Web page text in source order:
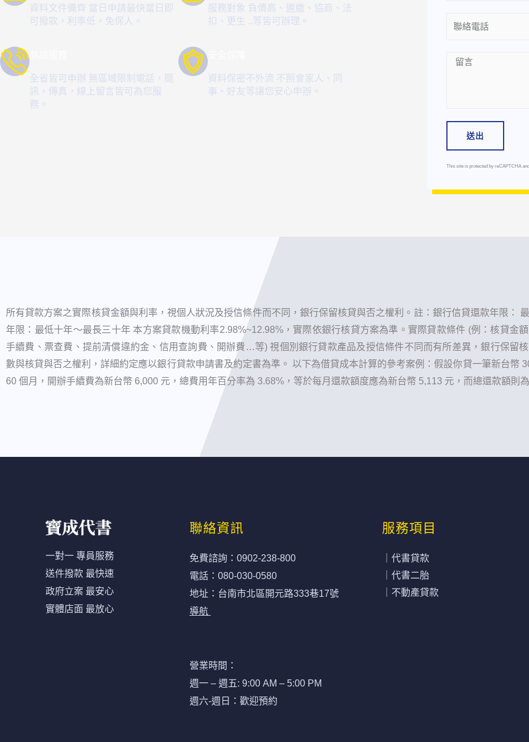
資料文件備齊 當日申請最快當日即
可撥款，利率低，免保人。
服務對象 負債高、遲繳、協商、法
扣、更生 ..等皆可辦理。
全省皆可申辦 無區域限制電話，簡
訊，傳真，線上留言皆可為您服
務。
資料保密不外流 不照會家人、同
事、好友等讓您安心申辦。
Phone
Message
送出
This site is protected by reCAPTCHA
所有貸款方案之實際核貸金額與利率，視個人狀況及授信條件而不同，銀行保留核貸與否之權利。 ​註：銀行信貸還款年限：
年限：最低十年～最長三十年 本方案貸款機動利率2.98%~12.98%，實際依銀行核貸方案為準。實際貸款條件 (例：核貸金
手續費、票查費、提前清償違約金、信用查詢費、開辦費…等) 視個別銀行貸款產品及授信條件不同而有所差異，銀行保留
數與核貸與否之權利，詳細約定應以銀行貸款申請書及約定書為準。 以下為借貸成本計算的參考案例：假設你貸一筆新台幣
60 個月，開辦手續費為新台幣 6,000 元，總費用年百分率為 3.68%，等於每月還款額度應為新台幣 5,113 元，而總還款額則
一對一 專員服務
送件撥款 最快速
政府立案 最安心
實體店面 最放心
聯絡資訊
免費諮詢： 0902-238-800
電話： 080-030-0580
地址：台南市北區開元路333巷17號
導航
營業時間：
週一 – 週五: 9:00 AM – 5:00 PM
週六-週日：歡迎預約
服務項目
｜代書貸款
｜代書二胎
｜不動產貸款